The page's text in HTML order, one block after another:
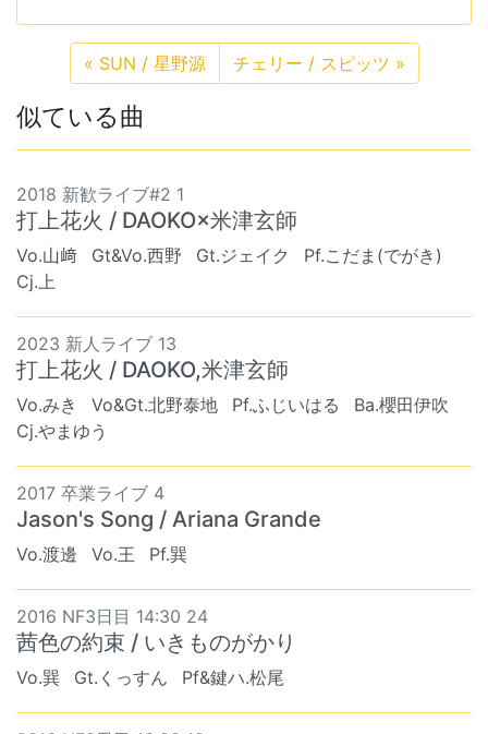
« SUN / 星野源 チェリー / スピッツ »
似ている曲
2018 新歓ライブ#2 1
打上花火 / DAOKO×米津玄師
Vo.山﨑 Gt&Vo.西野 Gt.ジェイク
Pf.こだま(でがき)
Cj.上
2023 新人ライブ 13
打上花火 / DAOKO,米津玄師
Vo.みき Vo&Gt.北野泰地 Pf.ふじいはる
Ba.櫻田伊吹
Cj.やまゆう
2017 卒業ライブ 4
Jason's Song / Ariana Grande
Vo.渡邊 Vo.王 Pf.巽
2016 NF3日目 14:30 24
茜色の約束 / いきものがかり
Vo.巽 Gt.くっすん Pf&鍵ハ.松尾